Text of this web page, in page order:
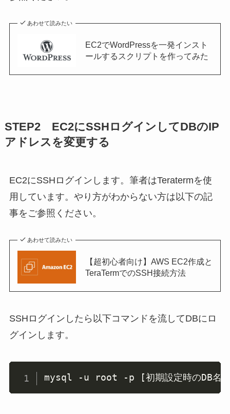
あわせて読みたい
EC2でWordPressを一発インスト
ールするスクリプトを作ってみた
STEP2 EC2にSSHログインしてDBのIP
アドレスを変更する
EC2にSSHログインします。筆者はTeratermを使
用しています。やり方がわからない方は以下の記
事をご参照ください。
あわせて読みたい
【超初心者向け】AWS EC2作成と
TeraTermでのSSH接続方法
SSHログインしたら以下コマンドを流してDBにロ
グインします。
mysql -u root -p [初期設定時のDB名